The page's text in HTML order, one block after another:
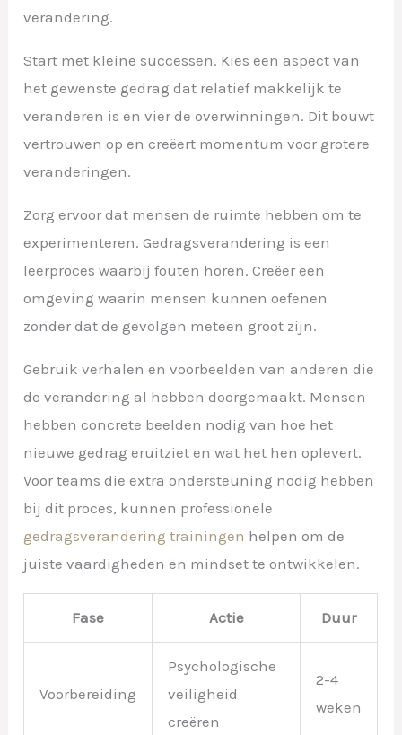
verandering.
Start met kleine successen. Kies een aspect van
het gewenste gedrag dat relatief makkelijk te
veranderen is en vier de overwinningen. Dit bouwt
vertrouwen op en creëert momentum voor grotere
veranderingen.
Zorg ervoor dat mensen de ruimte hebben om te
experimenteren. Gedragsverandering is een
leerproces waarbij fouten horen. Creëer een
omgeving waarin mensen kunnen oefenen
zonder dat de gevolgen meteen groot zijn.
Gebruik verhalen en voorbeelden van anderen die
de verandering al hebben doorgemaakt. Mensen
hebben concrete beelden nodig van hoe het
nieuwe gedrag eruitziet en wat het hen oplevert.
Voor teams die extra ondersteuning nodig hebben
bij dit proces, kunnen professionele
gedragsverandering trainingen helpen om de
juiste vaardigheden en mindset te ontwikkelen.
Fase Actie Duur
Voorbereiding
Psychologische
veiligheid
creëren
2-4
weken